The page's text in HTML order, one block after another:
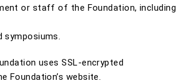
or staff of the Foundation, including
symposiums.
uses SSL-encrypted
Foundation’s website.